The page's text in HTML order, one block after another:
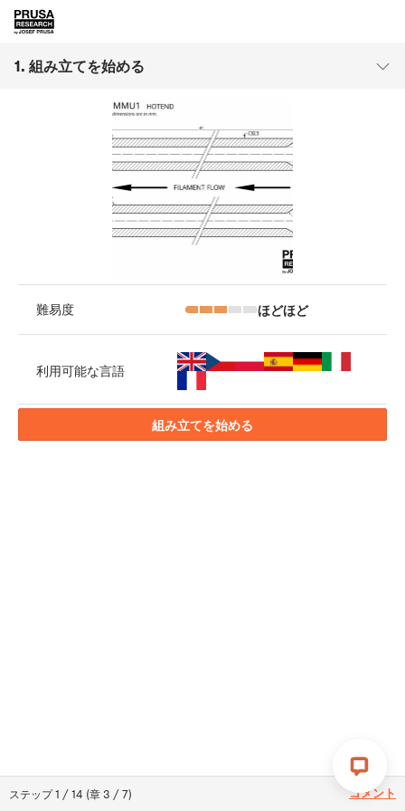
1. 組み立てを始める
ステップ1 /14 (章3 /7) コメント
難易度 ほどほど
利用可能な言語
組み立てを始める